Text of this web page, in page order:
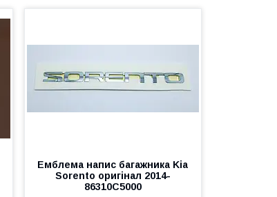
Емблема напис багажника Kia
Sorento оригінал 2014-
86310C5000